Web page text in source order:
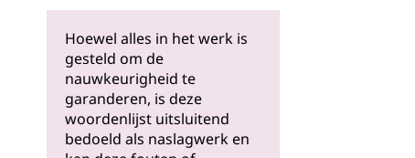
Hoewel alles in het werk is
gesteld om de
nauwkeurigheid te
garanderen, is deze
woordenlijst uitsluitend
bedoeld als naslagwerk en